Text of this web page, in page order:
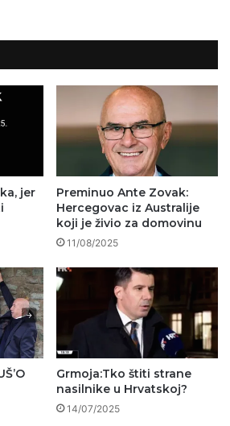
jer
Preminuo Ante Zovak:
Hercegovac iz Australije
koji je živio za domovinu
11/08/2025
Grmoja:Tko štiti strane
nasilnike u Hrvatskoj?
14/07/2025